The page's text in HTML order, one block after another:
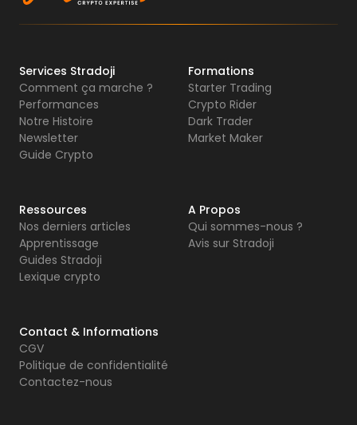
Services Stradoji
Comment ça marche ?
Performances
Notre Histoire
Newsletter
Guide Crypto
Formations
Starter Trading
Crypto Rider
Dark Trader
Market Maker
Ressources
Nos derniers articles
Apprentissage
Guides Stradoji
Lexique crypto
A Propos
Qui sommes-nous ?
Avis sur Stradoji
Contact & Informations
CGV
Politique de confidentialité
Contactez-nous